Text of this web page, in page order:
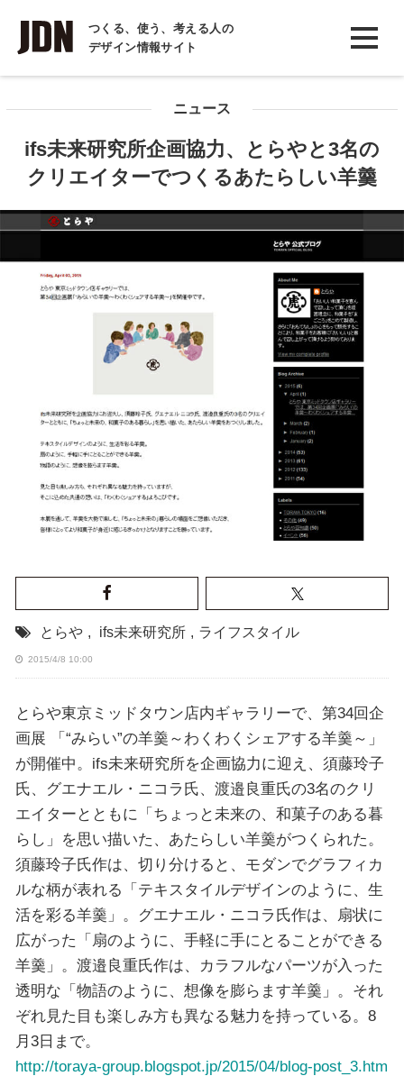
つくる、使う、考える人の
デザイン情報サイト
INTERVIEW
インタビュー
COLUMN
ニュース
ifs未来研究所企画協力、とらやと3名の
クリエイターでつくるあたらしい羊羹
とらや , ifs未来研究所 , ライフスタイル
2015/4/8 10:00
とらや東京ミッドタウン店内ギャラリーで、第34回企
画展 「“みらい”の羊羹～わくわくシェアする羊羹～」
が開催中。ifs未来研究所を企画協力に迎え、須藤玲子
氏、グエナエル・ニコラ氏、渡邉良重氏の3名のクリ
エイターとともに「ちょっと未来の、和菓子のある暮
らし」を思い描いた、あたらしい羊羹がつくられた。
須藤玲子氏作は、切り分けると、モダンでグラフィカ
ルな柄が表れる「テキスタイルデザインのように、生
活を彩る羊羹」。グエナエル・ニコラ氏作は、扇状に
広がった「扇のように、手軽に手にとることができる
羊羹」。渡邉良重氏作は、カラフルなパーツが入った
透明な「物語のように、想像を膨らます羊羹」。それ
ぞれ見た目も楽しみ方も異なる魅力を持っている。8
月3日まで。
http://toraya-group.blogspot.jp/2015/04/blog-post_3.htm